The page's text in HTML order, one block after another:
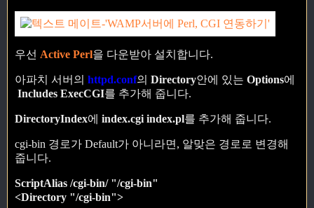
우선 Active Perl을 다운받아 설치합니다.
아파치 서버의 httpd.conf의 Directory안에 있는 Options에
Includes ExecCGI를 추가해 줍니다.
DirectoryIndex에 index.cgi index.pl를 추가해 줍니다.
cgi-bin 경로가 Default가 아니라면, 알맞은 경로로 변경해
줍니다.
ScriptAlias /cgi-bin/ "/cgi-bin"
<Directory "/cgi-bin">